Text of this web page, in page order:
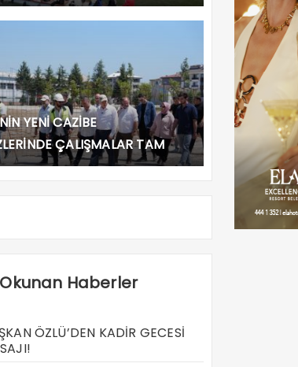
YENİ CAZİBE
ÇALIŞMALAR TAM
Haberler
ÖZLÜ’DEN KADİR GECESİ